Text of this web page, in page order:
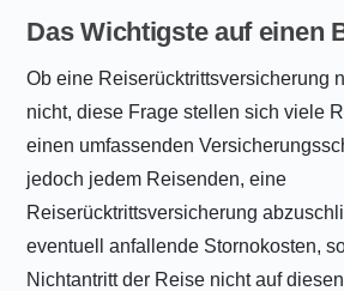
Das Wichtigste auf einen
Ob eine Reiserücktrittsversicherung
nicht, diese Frage stellen sich viele
einen umfassenden
jedoch jedem Reisenden, eine
Reiserücktrittsversicherung
eventuell anfallende Stornokosten,
Nichtantritt der Reise nicht auf